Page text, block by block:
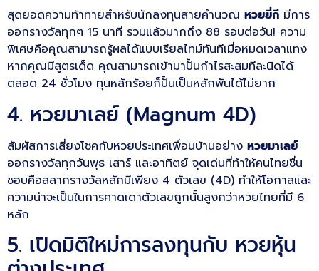
สุดยอดความท้าทายสำหรับนักลงทุนสายคำนวณ หวยยี่กี มีการ
ออกรางวัลทุกๆ 15 นาที รวมแล้วมากถึง 88 รอบต่อวัน! ความ
พิเศษคือคุณสามารถรู้ผลได้แบบเรียลไทม์ทันทีเมื่อหมดเวลาแทง
หากคุณมีสูตรเด็ด คุณสามารถเข้ามาปั้นกำไรสะสมทีละนิดได้
ตลอด 24 ชั่วโมง ทุนหลักร้อยก็ปั้นเป็นหลักพันได้ไม่ยาก
4. หวยมาเลย์ (Magnum 4D)
สัมผัสการเสี่ยงโชคกับหวยประเทศเพื่อนบ้านอย่าง หวยมาเลย์
ออกรางวัลทุกวันพุธ เสาร์ และอาทิตย์ จุดเด่นที่ทำให้คนไทยชื่น
ชอบคือสลากรางวัลหลักมีเพียง 4 ตัวเลข (4D) ทำให้โอกาสและ
ความน่าจะเป็นในการคาดเดาตัวเลขถูกนั้นสูงกว่าหวยไทยที่มี 6
หลัก
5. เปิดมิติใหม่การลงทุนกับ หวยหุ้น